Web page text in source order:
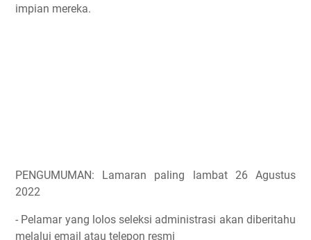
impian mereka.
PENGUMUMAN: Lamaran paling lambat 26 Agustus
2022
- Pelamar yang lolos seleksi administrasi akan diberitahu
melalui email atau telepon resmi